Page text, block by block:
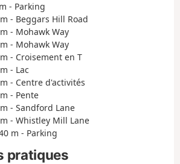
- Parking
- Beggars Hill Road
- Mohawk Way
- Mohawk Way
- Croisement en T
- Lac
- Centre d'activités
- Pente
- Sandford Lane
- Whistley Mill Lane
m - Parking
pratiques